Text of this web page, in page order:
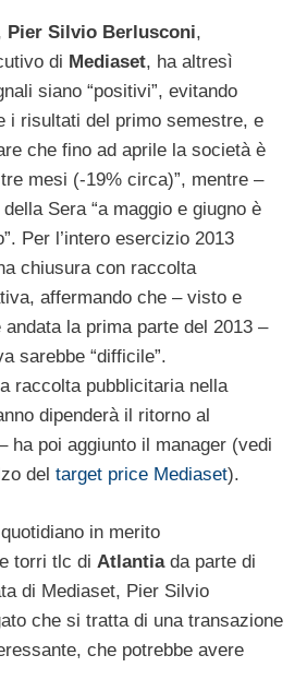
Pier Silvio Berlusconi,
di Mediaset, ha altresì
siano “positivi”, evitando
i risultati del primo semestre, e
che fino ad aprile la società è
mesi (-19% circa)”, mentre –
Sera “a maggio e giugno è
Per l’intero esercizio 2013
chiusura con raccolta
affermando che – visto e
la prima parte del 2013 –
sarebbe “difficile”.
raccolta pubblicitaria nella
dipenderà il ritorno al
ha poi aggiunto il manager (vedi
del target price Mediaset).
in merito
torri tlc di Atlantiada parte di
di Mediaset, Pier Silvio
che si tratta di una transazione
che potrebbe avere